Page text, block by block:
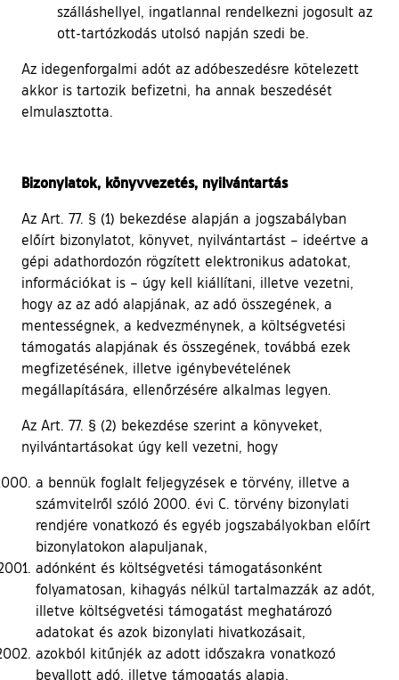
szálláshellyel, ingatlannal rendelkezni jogosult az
ott-tartózkodás utolsó napján szedi be.
Az idegenforgalmi adót az adóbeszedésre kötelezett
akkor is tartozik befizetni, ha annak beszedését
elmulasztotta.
Bizonylatok, könyvvezetés, nyilvántartás
Az Art. 77. § (1) bekezdése alapján a jogszabályban
előírt bizonylatot, könyvet, nyilvántartást – ideértve a
gépi adathordozón rögzített elektronikus adatokat,
információkat is – úgy kell kiállítani, illetve vezetni,
hogy az az adó alapjának, az adó összegének, a
mentességnek, a kedvezménynek, a költségvetési
támogatás alapjának és összegének, továbbá ezek
megfizetésének, illetve igénybevételének
megállapítására, ellenőrzésére alkalmas legyen.
Az Art. 77. § (2) bekezdése szerint a könyveket,
nyilvántartásokat úgy kell vezetni, hogy
a bennük foglalt feljegyzések e törvény, illetve a
számvitelről szóló 2000. évi C. törvény bizonylati
rendjére vonatkozó és egyéb jogszabályokban előírt
bizonylatokon alapuljanak,
adónként és költségvetési támogatásonként
folyamatosan, kihagyás nélkül tartalmazzák az adót,
illetve költségvetési támogatást meghatározó
adatokat és azok bizonylati hivatkozásait,
azokból kitűnjék az adott időszakra vonatkozó
bevallott adó, illetve támogatás alapja,